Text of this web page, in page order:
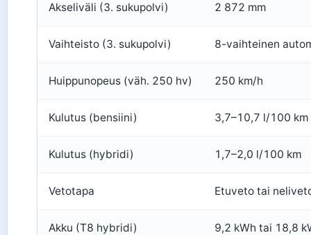
Akseliväli (3. sukupolvi) 2 872 mm
Vaihteisto (3. sukupolvi) 8-vaihteinen
Huippunopeus (väh. 250 hv) 250 km/h
Kulutus (bensiini) 3,7–10,7 l/100 km
Kulutus (hybridi) 1,7–2,0 l/100 km
Vetotapa Etuveto tai
Akku (T8 hybridi) 9,2 kWh tai 18,8